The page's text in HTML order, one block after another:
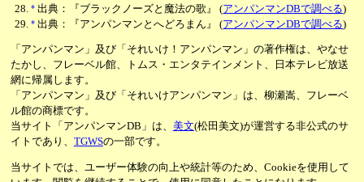
* 出典：『ブラックノーズと魔法の歌』(アンパンマンDBで調べる)
* 出典：『アンパンマンとへどろまん』(アンパンマンDBで調べる)
「アンパンマン」及び「それいけ！アンパンマン」の著作権は、やなせ
たかし、フレーベル館、トムス・エンタテインメント、日本テレビ放送
網に帰属します。
「アンパンマン」及び「それいけアンパンマン」は、柳瀬嵩、フレーベ
ル館の商標です。
当サイト「アンパンマンDB」は、 美文(松田美文)が運営する非公式のサ
イトであり、 TGWSの一部です。
当サイトでは、ユーザー体験の向上や統計等のため、Cookieを使用して